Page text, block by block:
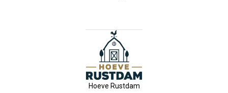
Flessenpost
Hoeve Rustdam